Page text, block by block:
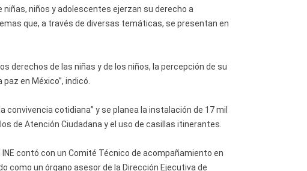
niñas, niños y adolescentes ejerzan su derecho a
que, a través de diversas temáticas, se presentan en
derechos de las niñas y de los niños, la percepción de su
en México”, indicó.
convivencia cotidiana” y se planea la instalación de 17 mil
de Atención Ciudadana y el uso de casillas itinerantes.
contó con un Comité Técnico de acompañamiento en
un órgano asesor de la Dirección Ejecutiva de